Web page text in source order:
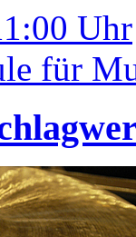
Uhr
für